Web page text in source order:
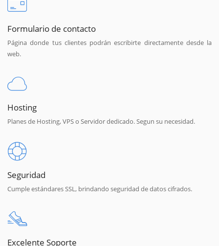
Formulario de contacto
Página donde tus clientes podrán escribirte directamente desde la
web.
Hosting
Planes de Hosting, VPS o Servidor dedicado. Segun su necesidad.
Seguridad
Cumple estándares SSL, brindando seguridad de datos cifrados.
Excelente Soporte